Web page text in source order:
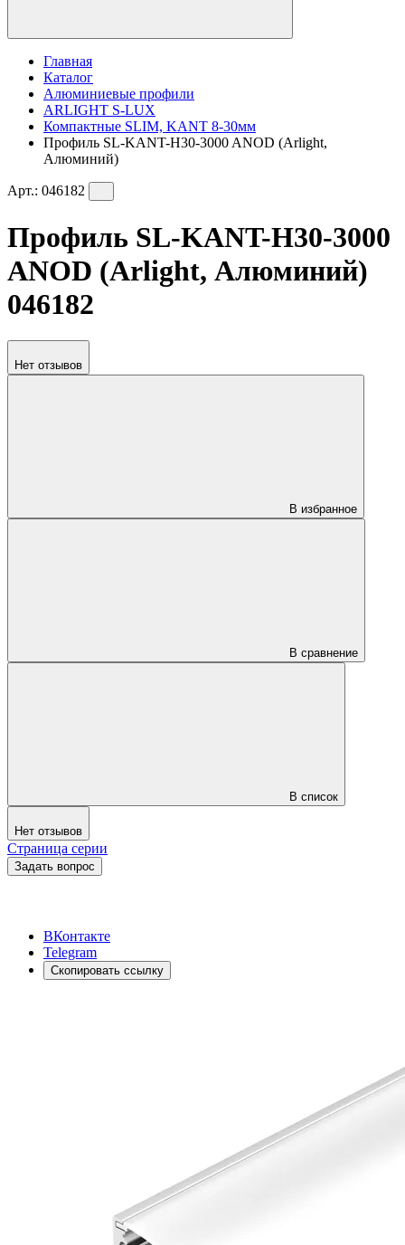
Главная
Каталог
Алюминиевые профили
ARLIGHT S-LUX
Компактные SLIM, KANT 8-30мм
Профиль SL-KANT-H30-3000 ANOD (Arlight,
Алюминий)
Арт.: 046182
Профиль SL-KANT-H30-3000
ANOD (Arlight, Алюминий)
046182
Нет отзывов
В избранное
В сравнение
В список
Нет отзывов
Страница серии
Задать вопрос
ВКонтакте
Telegram
Скопировать ссылку